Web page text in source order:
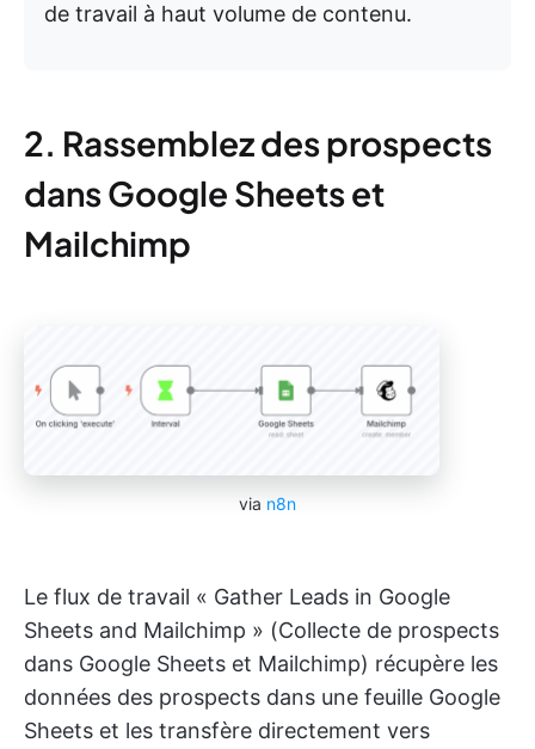
de travail à haut volume de contenu.
2. Rassemblez des prospects
dans Google Sheets et
Mailchimp
via n8n
Le flux de travail « Gather Leads in Google
Sheets and Mailchimp » (Collecte de prospects
dans Google Sheets et Mailchimp) récupère les
données des prospects dans une feuille Google
Sheets et les transfère directement vers